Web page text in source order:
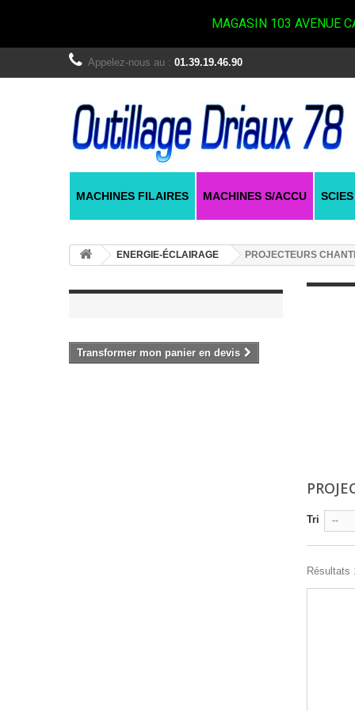
MAGASIN 103 AVENUE
Appelez-nous au : 01.39.19.46.90
MACHINES FILAIRES MACHINES S/ACCU
ENERGIE-ÉCLAIRAGE PROJECTEURS
Transformer mon panier en devis
Tri --
Résultats